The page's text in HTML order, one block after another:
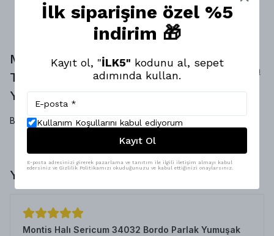
Montis Halı Turuncu Dokuma
Taban Fırsat Halısı - HFH3650
Yorumlar
Yorum
Bu ürün için henüz yorum yapılmamış.
Yorumlar
Montis Halı Sericum 34032 Bordo Parlak Yumuşak
İlk siparişine özel %5
indirim 🎁
Kayıt ol, "İLK5" kodunu al, sepet
adımında kullan.
Kullanım Koşullarını kabul ediyorum
Kayıt Ol
E-posta adresinizi girerek pazarlama ve tanıtım ile ilgili iletişim almayı kabul
edersiniz ve Gizlilik Politikamızı okuduğunuzu ve kabul ettiğinizi onaylarsınız.